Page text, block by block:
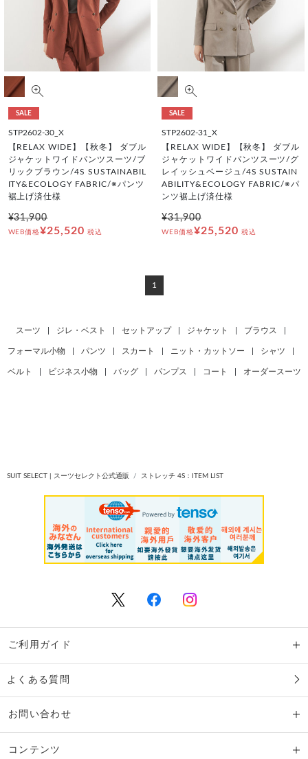
SALE
STP2602-30_X
【RELAX WIDE】【秋冬】 ダブル
ジャケットワイドパンツスーツ/ブ
リックブラウン/4S SUSTAINABIL
ITY&ECOLOGY FABRIC/※パンツ
裾上げ済仕様
¥31,900
WEB価格¥25,520 税込
SALE
STP2602-31_X
【RELAX WIDE】【秋冬】 ダブル
ジャケットワイドパンツスーツ/グ
レイッシュベージュ/4S SUSTAIN
ABILITY&ECOLOGY FABRIC/※パ
ンツ裾上げ済仕様
¥31,900
WEB価格¥25,520 税込
1
スーツ ジレ・ベスト セットアップ ジャケット ブラウス
フォーマル小物 パンツ スカート ニット・カットソー シャツ
ベルト ビジネス小物 バッグ パンプス コート オーダースーツ
SUIT SELECT | スーツセレクト公式通販 ストレッチ 4S：ITEM LIST
ご利用ガイド
よくある質問
お問い合わせ
コンテンツ